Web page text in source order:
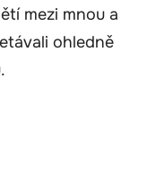
mezi mnou a
ohledně